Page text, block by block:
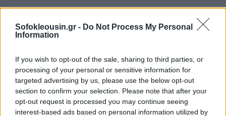
Sofokleousin.gr - Do Not Process My Personal
Information
If you wish to opt-out of the sale, sharing to third parties, or
processing of your personal or sensitive information for
targeted advertising by us, please use the below opt-out
section to confirm your selection. Please note that after your
opt-out request is processed you may continue seeing
interest-based ads based on personal information utilized by
11:14, 15 Φεβρουαρίου 2025
MEDIA
Στο σφυρί το φωτογραφικό
αρχείο της "Ελευθεροτυπίας"